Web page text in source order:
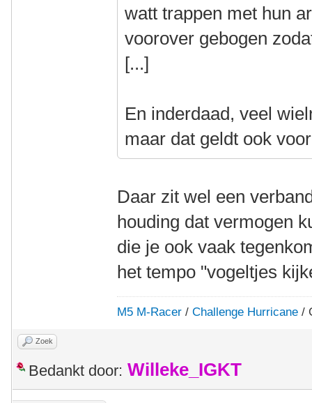
watt trappen met hun
voorover gebogen
[...]
En inderdaad, veel
maar dat geldt ook
Daar zit wel een
houding dat vermogen
die je ook vaak
het tempo "vogeltjes
M5 M-Racer /Challenge Hurricane /
Zoek
Bedankt door: Willeke_IGKT